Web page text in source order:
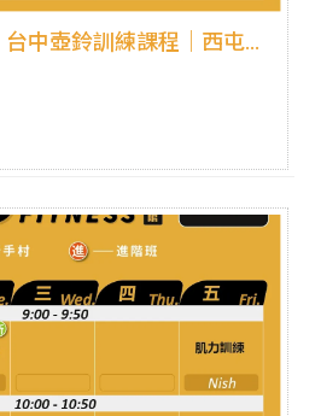
中壺鈴訓練課程｜西屯壺